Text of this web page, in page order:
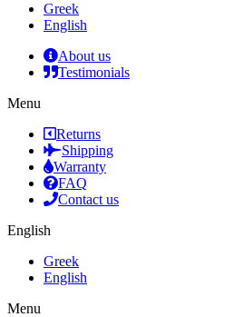
Greek
English
About us
Testimonials
Menu
Returns
Shipping
Warranty
FAQ
Contact us
English
Greek
English
Menu